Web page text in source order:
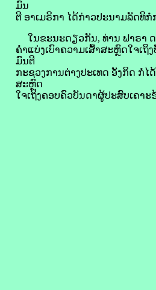
ມົນ
ຕີ ອາ​ເມ​ຣິ​ກາ ໄດ້​ກ່າວ​ປະນາມ​ລັດທິ​
ໃນ​ຂະນະ​ດຽວ​ກັນ, ທ່ານ ຟາ​ຣາ ດ
ຄຳ​ແບ່ງ​ເບົາ​ຄວາມ​ເສົ້າ​ສະຫຼົດ​ໃຈ​ເຖິ
ມົນຕີ
ກະຊວງການ​ຕ່າງປະເທດ ອັງກິດ ກໍ​
ສະຫຼົດ
ໃຈ​ເຖິງ​ຄອບຄົວ​ບັນດາ​ຜູ້​ປະສົບ​ເຄາະ​